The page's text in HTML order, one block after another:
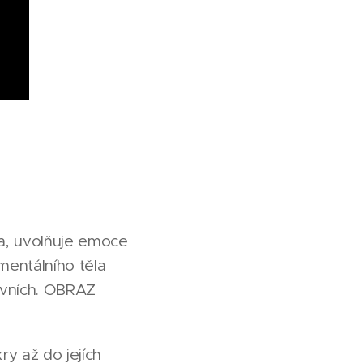
uvolňuje emoce
těla
OBRAZ
až do jejích